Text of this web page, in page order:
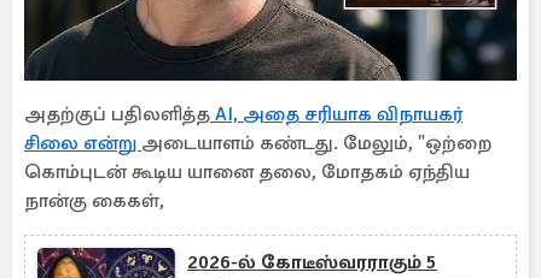
அதற்குப் பதிலளித்த AI, அதை சரியாக விநாயகர்
சிலை என்று அடையாளம் கண்டது. மேலும், "ஒற்றை
கொம்புடன் கூடிய யானை தலை, மோதகம் ஏந்திய
நான்கு கைகள்,
2026-ல் கோடீஸ்வரராகும் 5